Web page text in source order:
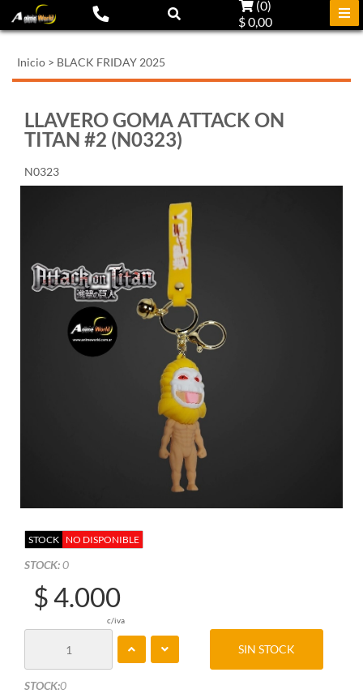
(0)
$ 0,00
Inicio > BLACK FRIDAY 2025
LLAVERO GOMA ATTACK ON
TITAN #2 (N0323)
N0323
STOCK NO DISPONIBLE
STOCK:0
$ 4.000
c/iva
STOCK:0
SIN STOCK